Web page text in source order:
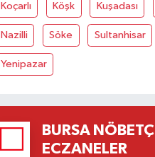
Koçarlı Köşk Kuşadası
Nazilli Söke Sultanhisar
Yenipazar
BURSA NÖBETÇI
ECZANELER